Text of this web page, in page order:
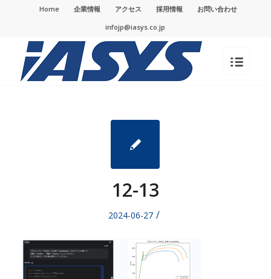
Home 企業情報 アクセス 採用情報
お問い合わせ
infojp@iasys.co.jp
12-13
2024-06-27 /